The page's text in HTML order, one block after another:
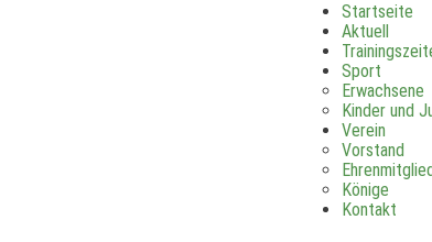
Startseite
Aktuell
Sport
Erwachsene
Kinder und
Verein
Vorstand
Könige
Kontakt